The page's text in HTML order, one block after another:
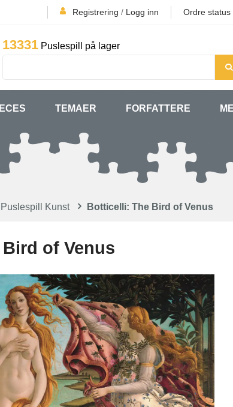
Registrering / Logg inn Ordre status
13331 Puslespill på lager
TEMAER FORFATTERE
Puslespill Kunst Botticelli: The Bird of Venus
of Venus